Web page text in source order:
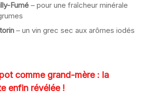
Fumé – pour une fraîcheur minérale
– un vin grec sec aux arômes iodés
comme grand-mère : la
enfin révélée !